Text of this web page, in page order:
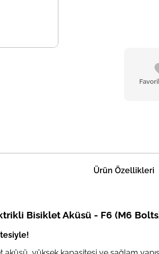
Ürün Özellikleri
Bisiklet Aküsü - F6 (M6